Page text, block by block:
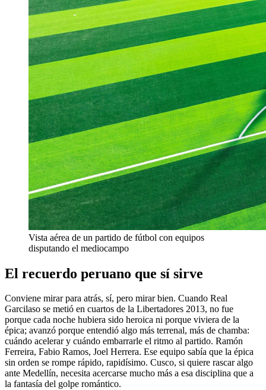
Vista aérea de un partido de fútbol con equipos
disputando el mediocampo
El recuerdo peruano que sí sirve
Conviene mirar para atrás, sí, pero mirar bien. Cuando Real
Garcilaso se metió en cuartos de la Libertadores 2013, no fue
porque cada noche hubiera sido heroica ni porque viviera de la
épica; avanzó porque entendió algo más terrenal, más de chamba:
cuándo acelerar y cuándo embarrarle el ritmo al partido. Ramón
Ferreira, Fabio Ramos, Joel Herrera. Ese equipo sabía que la épica
sin orden se rompe rápido, rapidísimo. Cusco, si quiere rascar algo
ante Medellín, necesita acercarse mucho más a esa disciplina que a
la fantasía del golpe romántico.